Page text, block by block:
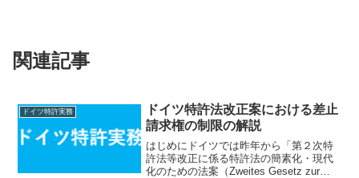
関連記事
ドイツ特許実務
ドイツ特許法改正案における差止
請求権の制限の解説
はじめにドイツでは昨年から「第２次特
許法等改正に係る特許法の簡素化・現代
化のための法案（Zweites Gesetz zur